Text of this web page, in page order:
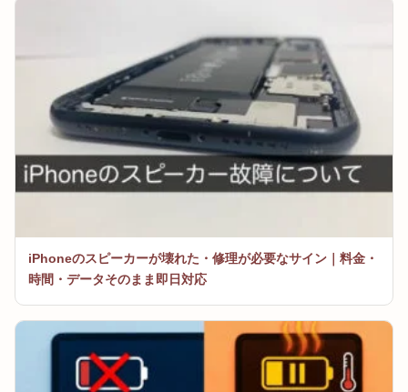
iPhoneのスピーカーが壊れた・修理が必要なサイン｜料金・
時間・データそのまま即日対応